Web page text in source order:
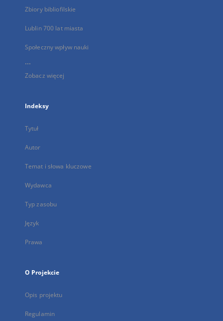
Zbiory bibliofilskie
Lublin 700 lat miasta
Społeczny wpływ nauki
...
Zobacz więcej
Indeksy
Tytuł
Autor
Temat i słowa kluczowe
Wydawca
Typ zasobu
Język
Prawa
O Projekcie
Opis projektu
Regulamin